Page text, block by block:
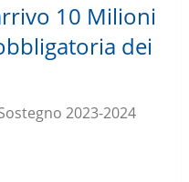
10 Milioni
dei
2023-2024